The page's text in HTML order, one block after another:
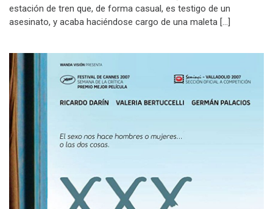
estación de tren que, de forma casual, es testigo de un
asesinato, y acaba haciéndose cargo de una maleta […]